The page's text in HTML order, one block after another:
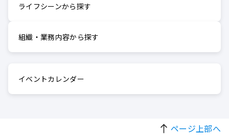
ライフシーンから探す
組織・業務内容から探す
イベントカレンダー
ページ上部へ